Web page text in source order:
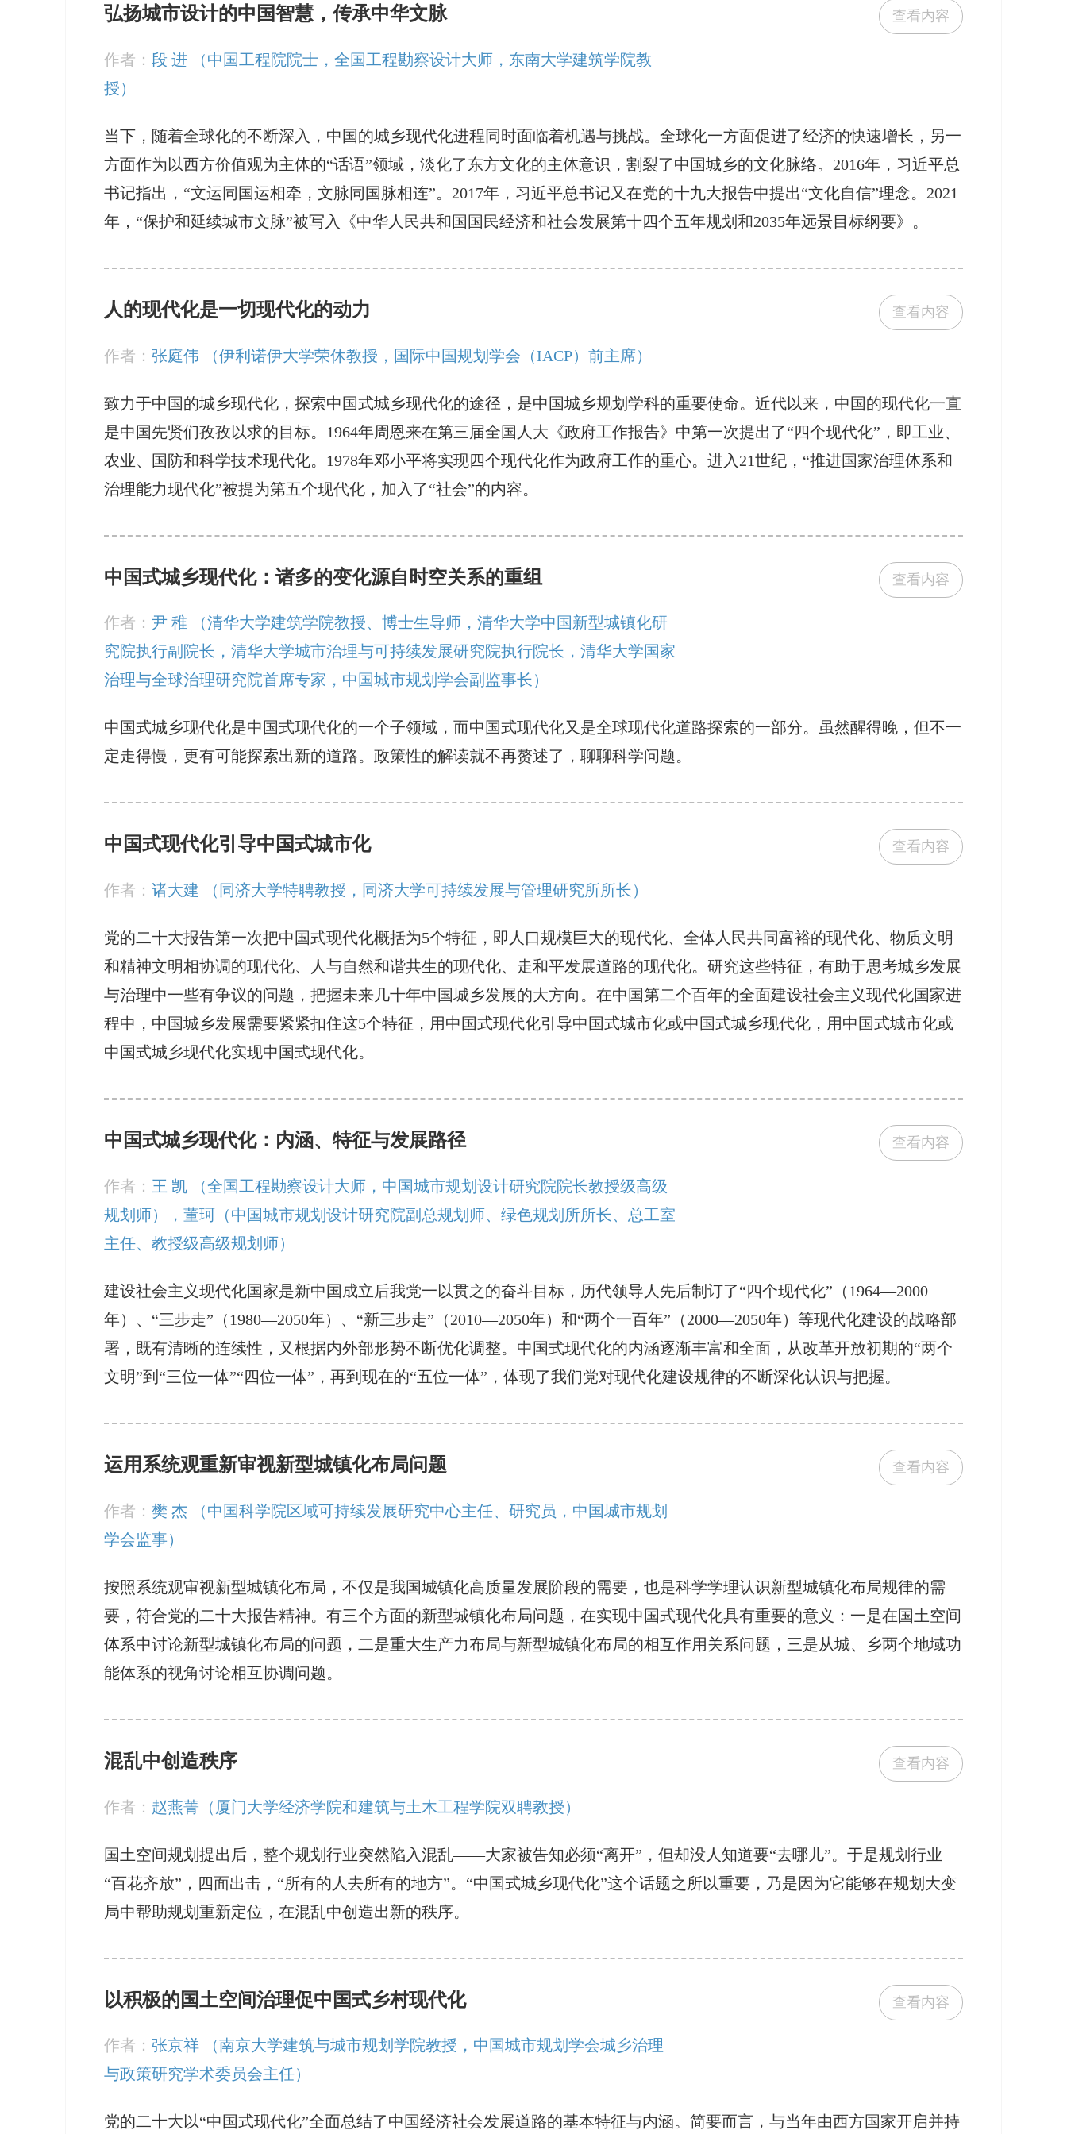
弘扬城市设计的中国智慧，传承中华文脉
作者：段 进 （中国工程院院士，全国工程勘察设计大师，东南大学建筑学院教
授）
查看内容
当下，随着全球化的不断深入，中国的城乡现代化进程同时面临着机遇与挑战。全球化一方面促进了经济的快速增长，另一
方面作为以西方价值观为主体的“话语”领域，淡化了东方文化的主体意识，割裂了中国城乡的文化脉络。2016年，习近平总
书记指出，“文运同国运相牵，文脉同国脉相连”。2017年，习近平总书记又在党的十九大报告中提出“文化自信”理念。2021
年，“保护和延续城市文脉”被写入《中华人民共和国国民经济和社会发展第十四个五年规划和2035年远景目标纲要》。
人的现代化是一切现代化的动力
作者：张庭伟 （伊利诺伊大学荣休教授，国际中国规划学会（IACP）前主席）
查看内容
致力于中国的城乡现代化，探索中国式城乡现代化的途径，是中国城乡规划学科的重要使命。近代以来，中国的现代化一直
是中国先贤们孜孜以求的目标。1964年周恩来在第三届全国人大《政府工作报告》中第一次提出了“四个现代化”，即工业、
农业、国防和科学技术现代化。1978年邓小平将实现四个现代化作为政府工作的重心。进入21世纪，“推进国家治理体系和
治理能力现代化”被提为第五个现代化，加入了“社会”的内容。
中国式城乡现代化：诸多的变化源自时空关系的重组
作者：尹 稚 （清华大学建筑学院教授、博士生导师，清华大学中国新型城镇化研
究院执行副院长，清华大学城市治理与可持续发展研究院执行院长，清华大学国家
治理与全球治理研究院首席专家，中国城市规划学会副监事长）
查看内容
中国式城乡现代化是中国式现代化的一个子领域，而中国式现代化又是全球现代化道路探索的一部分。虽然醒得晚，但不一
定走得慢，更有可能探索出新的道路。政策性的解读就不再赘述了，聊聊科学问题。
中国式现代化引导中国式城市化
作者：诸大建 （同济大学特聘教授，同济大学可持续发展与管理研究所所长）
查看内容
党的二十大报告第一次把中国式现代化概括为5个特征，即人口规模巨大的现代化、全体人民共同富裕的现代化、物质文明
和精神文明相协调的现代化、人与自然和谐共生的现代化、走和平发展道路的现代化。研究这些特征，有助于思考城乡发展
与治理中一些有争议的问题，把握未来几十年中国城乡发展的大方向。在中国第二个百年的全面建设社会主义现代化国家进
程中，中国城乡发展需要紧紧扣住这5个特征，用中国式现代化引导中国式城市化或中国式城乡现代化，用中国式城市化或
中国式城乡现代化实现中国式现代化。
中国式城乡现代化：内涵、特征与发展路径
作者： 王 凯 （全国工程勘察设计大师，中国城市规划设计研究院院长教授级高级
规划师），董珂（中国城市规划设计研究院副总规划师、绿色规划所所长、总工室
主任、教授级高级规划师）
查看内容
建设社会主义现代化国家是新中国成立后我党一以贯之的奋斗目标，历代领导人先后制订了“四个现代化”（1964—2000
年）、“三步走”（1980—2050年）、“新三步走”（2010—2050年）和“两个一百年”（2000—2050年）等现代化建设的战略部
署，既有清晰的连续性，又根据内外部形势不断优化调整。中国式现代化的内涵逐渐丰富和全面，从改革开放初期的“两个
文明”到“三位一体”“四位一体”，再到现在的“五位一体”，体现了我们党对现代化建设规律的不断深化认识与把握。
运用系统观重新审视新型城镇化布局问题
作者：樊 杰 （中国科学院区域可持续发展研究中心主任、研究员，中国城市规划
学会监事）
查看内容
按照系统观审视新型城镇化布局，不仅是我国城镇化高质量发展阶段的需要，也是科学学理认识新型城镇化布局规律的需
要，符合党的二十大报告精神。有三个方面的新型城镇化布局问题，在实现中国式现代化具有重要的意义：一是在国土空间
体系中讨论新型城镇化布局的问题，二是重大生产力布局与新型城镇化布局的相互作用关系问题，三是从城、乡两个地域功
能体系的视角讨论相互协调问题。
混乱中创造秩序
作者： 赵燕菁（厦门大学经济学院和建筑与土木工程学院双聘教授）
查看内容
国土空间规划提出后，整个规划行业突然陷入混乱——大家被告知必须“离开”，但却没人知道要“去哪儿”。于是规划行业
“百花齐放”，四面出击，“所有的人去所有的地方”。“中国式城乡现代化”这个话题之所以重要，乃是因为它能够在规划大变
局中帮助规划重新定位，在混乱中创造出新的秩序。
以积极的国土空间治理促中国式乡村现代化
作者：张京祥 （南京大学建筑与城市规划学院教授，中国城市规划学会城乡治理
与政策研究学术委员会主任）
查看内容
党的二十大以“中国式现代化”全面总结了中国经济社会发展道路的基本特征与内涵。简要而言，与当年由西方国家开启并持